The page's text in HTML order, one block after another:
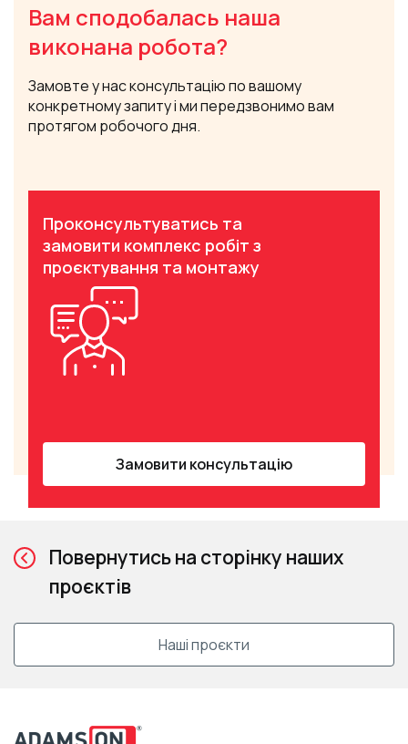
Вам сподобалась наша
виконана робота?
Замовте у нас консультацію по вашому
конкретному запиту і ми передзвонимо вам
протягом робочого дня.
Проконсультуватись та
замовити комплекс робіт з
проєктування та монтажу
Замовити консультацію
Повернутись на сторінку наших
проєктів
Наші проєкти